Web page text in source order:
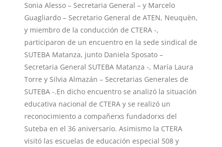
Sonia Alesso – Secretaria General – y Marcelo
Guagliardo – Secretario General de ATEN, Neuquèn,
y miembro de la conducción de CTERA -,
participaron de un encuentro en la sede sindical de
SUTEBA Matanza, junto Daniela Sposato –
Secretaria General SUTEBA Matanza -, María Laura
Torre y Silvia Almazán – Secretarias Generales de
SUTEBA -.En dicho encuentro se analizó la situación
educativa nacional de CTERA y se realizó un
reconocimiento a compañerxs fundadorxs del
Suteba en el 36 aniversario. Asimismo la CTERA
visitó las escuelas de educación especial 508 y